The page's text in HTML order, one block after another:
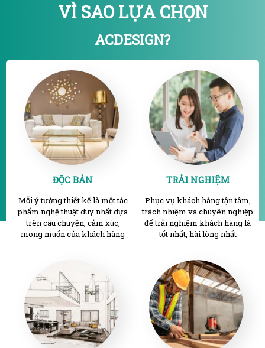
VÌ SAO LỰA CHỌN
ACDESIGN?
ĐỘC BẢN
Mỗi ý tưởng thiết kế là một tác
phẩm nghệ thuật duy nhất dựa
trên câu chuyện, cảm xúc,
mong muốn của khách hàng
TRẢI NGHIỆM
Phục vụ khách hàng tận tâm,
trách nhiệm và chuyên nghiệp
để trải nghiệm khách hàng là
tốt nhất, hài lòng nhất